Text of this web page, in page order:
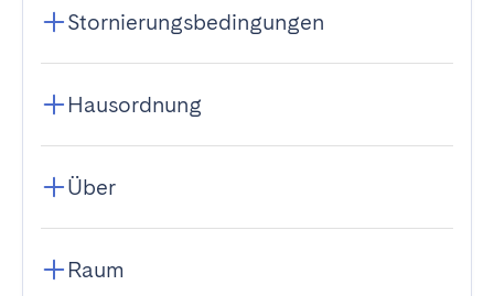
Stornierungsbedingungen
Hausordnung
Über
Raum